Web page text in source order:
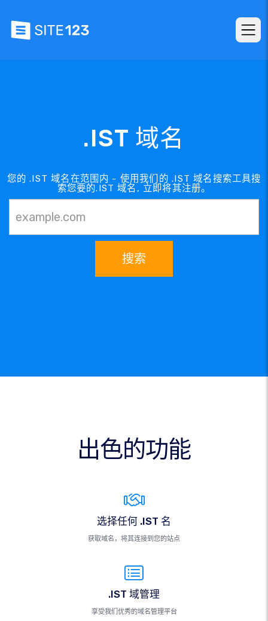
.IST 域名
您的 .IST 域名在范围内 - 使用我们的 .IST 域名搜索工具搜
索您要的.IST 域名, 立即将其注册。
搜索
出色的功能
选择任何 .IST 名
获取域名，将其连接到您的站点
.IST 域管理
享受我们优秀的域名管理平台